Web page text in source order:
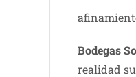
Bodegas
realidad